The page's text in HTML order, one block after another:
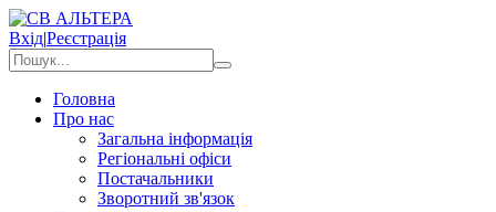
Вхід|Реєстрація
Головна
Про нас
Загальна інформація
Регіональні офіси
Постачальники
Зворотний зв'язок